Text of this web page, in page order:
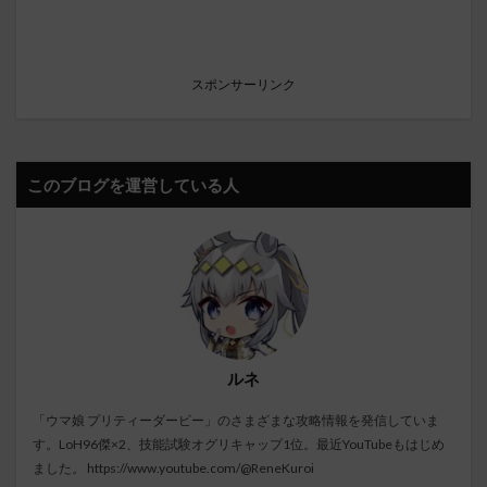
スポンサーリンク
このブログを運営している人
ルネ
「ウマ娘 プリティーダービー」のさまざまな攻略情報を発信していま
す。LoH96傑×2、技能試験オグリキャップ1位。最近YouTubeもはじめ
ました。 https://www.youtube.com/@ReneKuroi